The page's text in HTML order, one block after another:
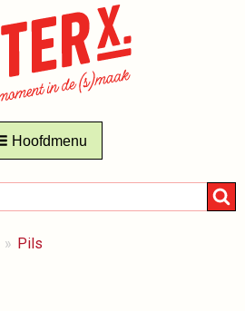
Hoofdmenu
Pils